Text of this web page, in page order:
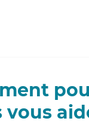
vous